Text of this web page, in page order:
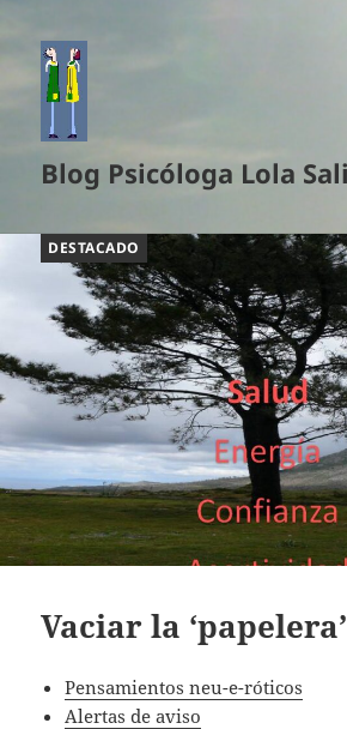
Blog Psicóloga Lola
Vaciar la
Pensamientos neu-e-róticos
Alertas de aviso
DESTACADO